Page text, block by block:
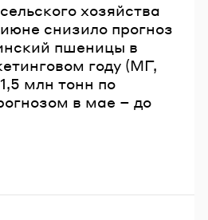
хозяйства
снизило прогноз
пшеницы в
году (МГ,
млн тонн по
в мае – до